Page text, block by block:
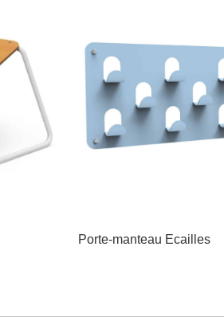
Porte-manteau Ecailles